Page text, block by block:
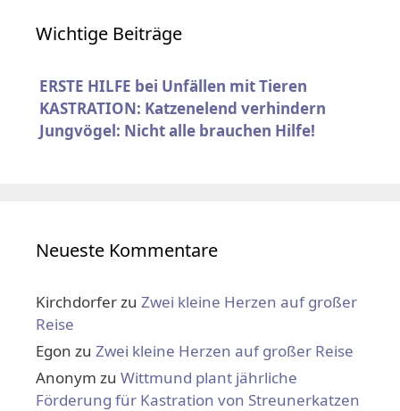
Wichtige Beiträge
ERSTE HILFE bei Unfällen mit Tieren
KASTRATION: Katzenelend verhindern
Jungvögel: Nicht alle brauchen Hilfe!
Neueste Kommentare
Kirchdorferzu Zwei kleine Herzen auf großer
Reise
Egon zu Zwei kleine Herzen auf großer Reise
Anonym zu Wittmund plant jährliche
Förderung für Kastration von Streunerkatzen